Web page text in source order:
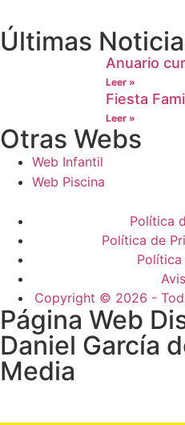
Últimas
Anuario
Leer »
Fiesta
Leer »
Otras Webs
Web Infantil
Web Piscina
Política
Política de
Copyright © 2026 -
Página Web
Daniel García
Media